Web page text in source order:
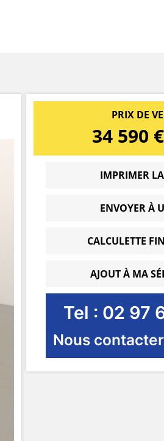
PRIX DE
34 590
IMPRIMER
ENVOYER À
CALCULETTE
AJOUT À MA
Tel : 02 97
Nous